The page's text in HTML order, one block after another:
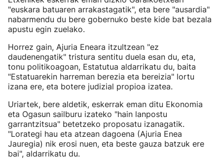
"euskara batuaren arrakastagatik", eta bere "ausardia"
nabarmendu du bere gobernuko beste kide bat bezala
apustu egin zuelako.
Horrez gain, Ajuria Eneara itzultzean "ez
daudenengatik" tristura sentitu duela esan du, eta,
tonu politikoagoan, Estatutua aldarrikatu du, baita
"Estatuarekin harreman berezia eta bereizia" lortu
izana ere, eta botere judizial propioa izatea.
Uriartek, bere aldetik, eskerrak eman ditu Ekonomia
eta Ogasun sailburu izateko "hain lanpostu
garrantzitsua" betetzeko proposatu izanagatik.
"Lorategi hau eta atzean dagoena (Ajuria Enea
Jauregia) nik erosi nuen, eta beste gauza batzuk ere
bai", aldarrikatu du.